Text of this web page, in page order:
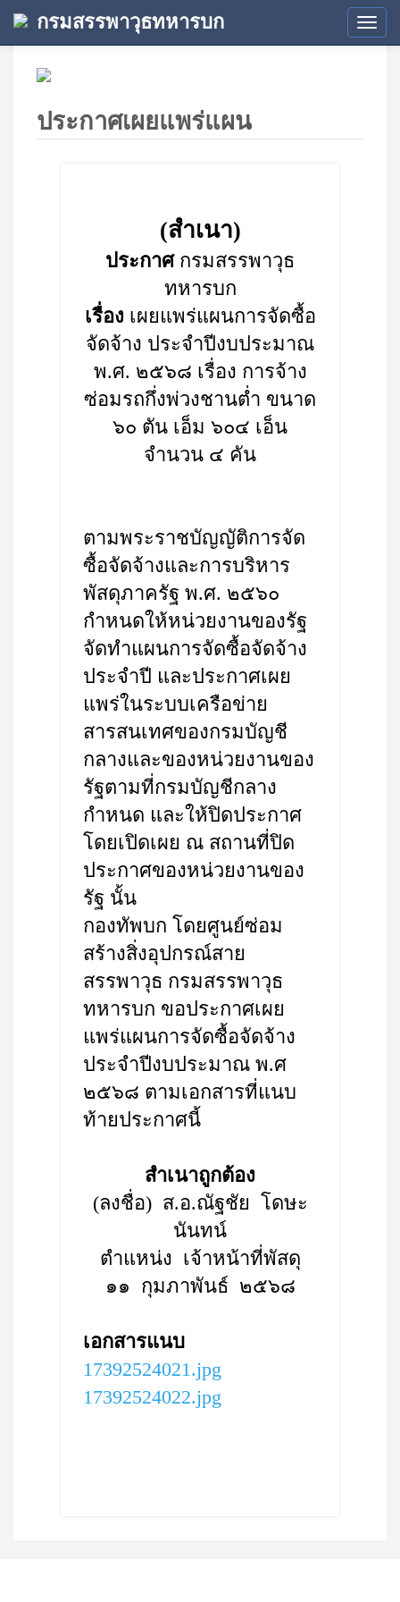
กรมสรรพาวุธทหารบก
ประกาศเผยแพร่แผน
(สำเนา)
ประกาศกรมสรรพาวุธ
ทหารบก
เรื่อง เผยแพร่แผนการจัดซื้อ
จัดจ้าง ประจำปีงบประมาณ
พ.ศ. ๒๕๖๘ เรื่อง การจ้าง
ซ่อมรถกึ่งพ่วงชานต่ำ ขนาด
๖๐ ตัน เอ็ม ๖๐๔ เอ็น
จำนวน ๔ คัน
ตามพระราชบัญญัติการจัด
ซื้อจัดจ้างและการบริหาร
พัสดุภาครัฐ พ.ศ. ๒๕๖๐
กำหนดให้หน่วยงานของรัฐ
จัดทำแผนการจัดซื้อจัดจ้าง
ประจำปี และประกาศเผย
แพร่ในระบบเครือข่าย
สารสนเทศของกรมบัญชี
กลางและของหน่วยงานของ
รัฐตามที่กรมบัญชีกลาง
กำหนด และให้ปิดประกาศ
โดยเปิดเผย ณ สถานที่ปิด
ประกาศของหน่วยงานของ
รัฐ นั้น
กองทัพบก โดยศูนย์ซ่อม
สร้างสิ่งอุปกรณ์สาย
สรรพาวุธ กรมสรรพาวุธ
ทหารบก ขอประกาศเผย
แพร่แผนการจัดซื้อจัดจ้าง
ประจำปีงบประมาณ พ.ศ
๒๕๖๘ ตามเอกสารที่แนบ
ท้ายประกาศนี้
สำเนาถูกต้อง
(ลงชื่อ) ส.อ.ณัฐชัย โดษะ
นันทน์
ตำแหน่ง เจ้าหน้าที่พัสดุ
๑๑ กุมภาพันธ์ ๒๕๖๘
เอกสารแนบ
17392524021.jpg
17392524022.jpg